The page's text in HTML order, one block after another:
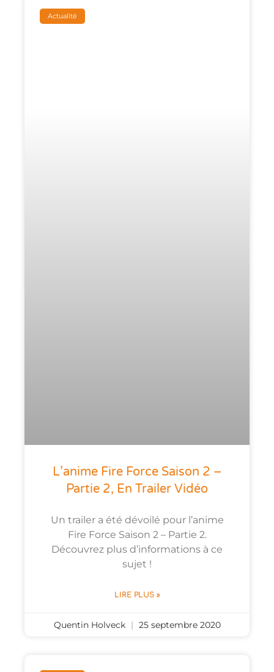
Actualité
L’anime Fire Force Saison 2 –
Partie 2, En Trailer Vidéo
Un trailer a été dévoilé pour l’anime
Fire Force Saison 2 – Partie 2.
Découvrez plus d’informations à ce
sujet !
LIRE PLUS »
Quentin Holveck 25 septembre 2020